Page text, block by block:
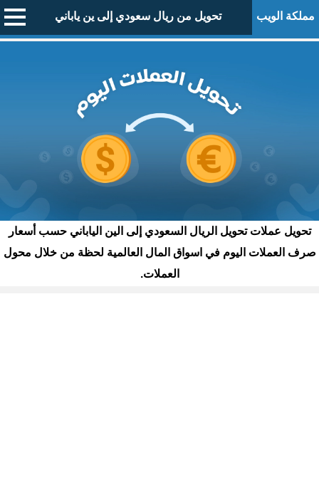
مملكة الويب تحويل من ريال سعودي إلى ين ياباني
تحويل عملات تحويل الريال السعودي إلى الين الياباني حسب أسعار
صرف العملات اليوم في اسواق المال العالمية لحظة من خلال محول
العملات.